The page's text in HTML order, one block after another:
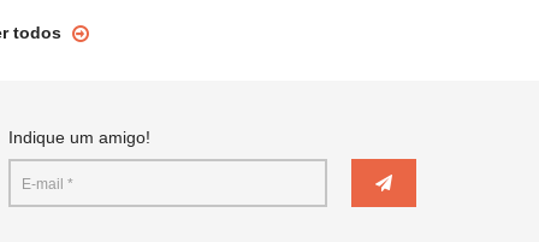
todos
Indique um amigo!